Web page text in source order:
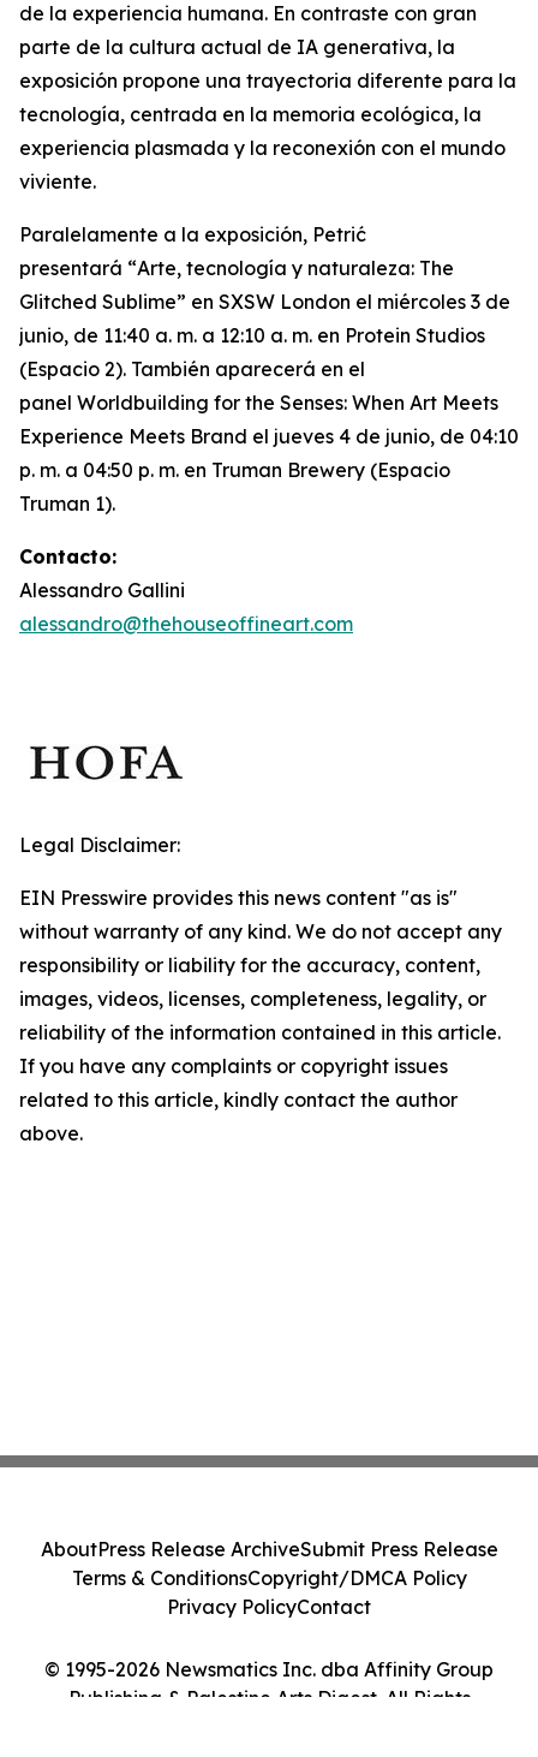
de la experiencia humana. En contraste con gran
parte de la cultura actual de IA generativa, la
exposición propone una trayectoria diferente para la
tecnología, centrada en la memoria ecológica, la
experiencia plasmada y la reconexión con el mundo
viviente.
Paralelamente a la exposición, Petrić
presentará “Arte, tecnología y naturaleza: The
Glitched Sublime” en SXSW London el miércoles 3 de
junio, de 11:40 a. m. a 12:10 a. m. en Protein Studios
(Espacio 2). También aparecerá en el
panel Worldbuilding for the Senses: When Art Meets
Experience Meets Brand el jueves 4 de junio, de 04:10
p. m. a 04:50 p. m. en Truman Brewery (Espacio
Truman 1).
Contacto:
Alessandro Gallini
alessandro@thehouseoffineart.com
Legal Disclaimer:
EIN Presswire provides this news content "as is"
without warranty of any kind. We do not accept any
responsibility or liability for the accuracy, content,
images, videos, licenses, completeness, legality, or
reliability of the information contained in this article.
If you have any complaints or copyright issues
related to this article, kindly contact the author
above.
© 1995-2026 Newsmatics Inc. dba Affinity Group
Publishing & Palestine Arts Digest. All Rights
AboutPress Release ArchiveSubmit Press Release
Terms & ConditionsCopyright/DMCA Policy
Privacy PolicyContact